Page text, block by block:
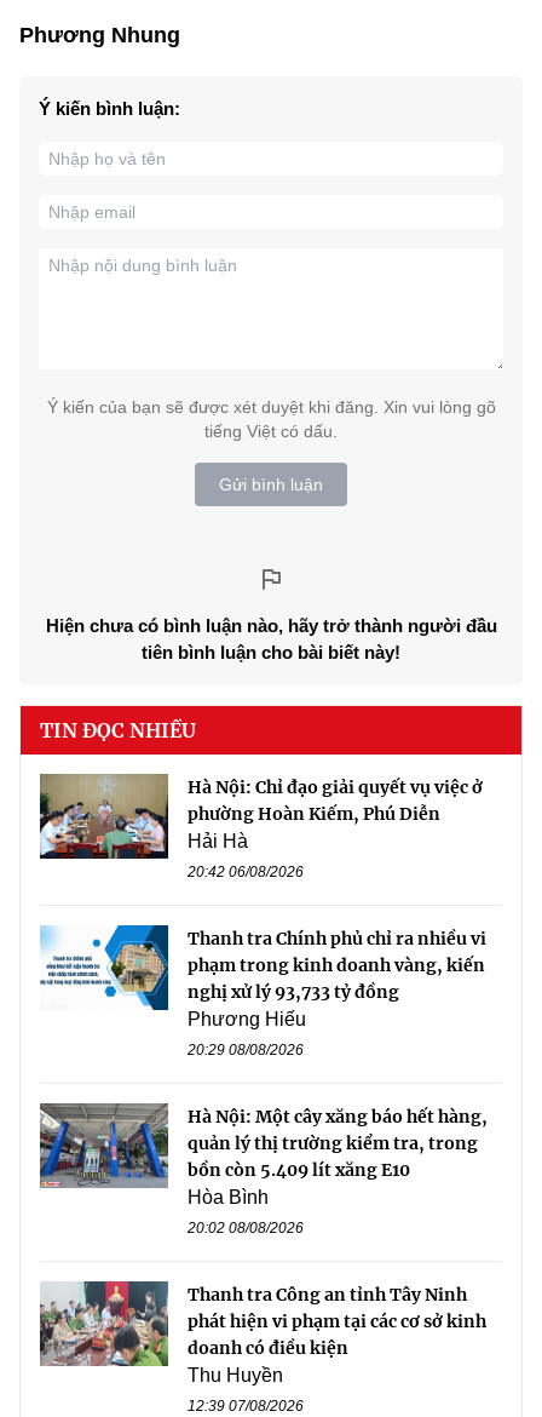
Phương Nhung
Ý kiến bình luận:
Ý kiến của bạn sẽ được xét duyệt khi đăng. Xin vui lòng gõ
tiếng Việt có dấu.
Gửi bình luận
Hiện chưa có bình luận nào, hãy trở thành người đầu
tiên bình luận cho bài biết này!
TIN ĐỌC NHIỀU
Hà Nội: Chỉ đạo giải quyết vụ việc ở
phường Hoàn Kiếm, Phú Diễn
Hải Hà
20:42 06/08/2026
Thanh tra Chính phủ chỉ ra nhiều vi
phạm trong kinh doanh vàng, kiến
nghị xử lý 93,733 tỷ đồng
Phương Hiếu
20:29 08/08/2026
Hà Nội: Một cây xăng báo hết hàng,
quản lý thị trường kiểm tra, trong
bồn còn 5.409 lít xăng E10
Hòa Bình
20:02 08/08/2026
Thanh tra Công an tỉnh Tây Ninh
phát hiện vi phạm tại các cơ sở kinh
doanh có điều kiện
Thu Huyền
12:39 07/08/2026